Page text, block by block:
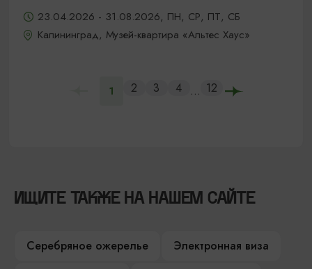
23.04.2026 - 31.08.2026, ПН, СР, ПТ, СБ
Калининград, Музей-квартира «Альтес Хаус»
1 2 3 4 ... 12
ИЩИТЕ ТАКЖЕ НА НАШЕМ САЙТЕ
Серебряное ожерелье
Электронная виза